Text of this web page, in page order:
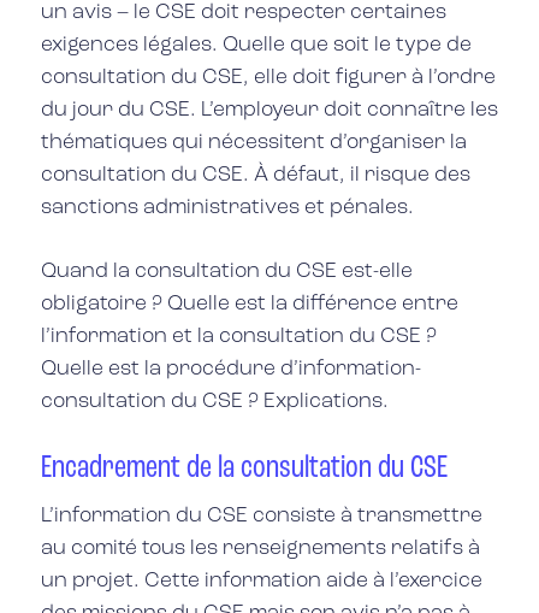
un avis – le CSE doit respecter certaines
exigences légales. Quelle que soit le type de
consultation du CSE, elle doit figurer à l’ordre
du jour du CSE. L’employeur doit connaître les
thématiques qui nécessitent d’organiser la
consultation du CSE. À défaut, il risque des
sanctions administratives et pénales.
Quand la consultation du CSE est-elle
obligatoire ? Quelle est la différence entre
l’information et la consultation du CSE ?
Quelle est la procédure d’information-
consultation du CSE ? Explications.
Encadrement de la consultation du CSE
L’information du CSE consiste à transmettre
au comité tous les renseignements relatifs à
un projet. Cette information aide à l’exercice